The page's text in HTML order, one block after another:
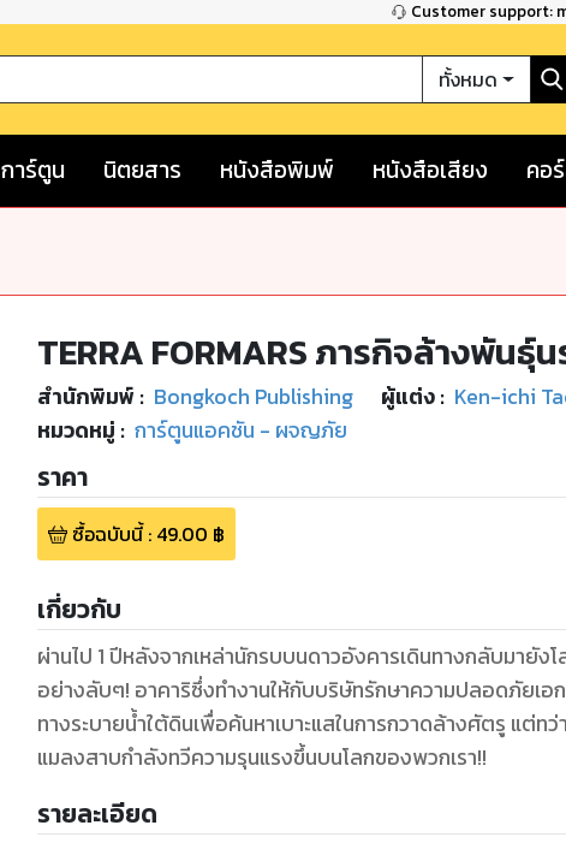
Customer support:
ทั้งหมด
การ์ตูน นิตยสาร หนังสือพิมพ์ หนังสือเสียง คอ
TERRA FORMARS ภารกิจล้างพันธุ์น
สำนักพิมพ์ : Bongkoch Publishing ผู้แต่ง : Ken-ichi
หมวดหมู่ : การ์ตูนแอคชัน - ผจญภัย
ราคา
ซื้อฉบับนี้: 49.00 ฿
เกี่ยวกับ
ผ่านไป 1 ปีหลังจากเหล่านักรบบนดาวอังคารเดินทางกลับมายัง
อย่างลับๆ! อาคาริซึ่งทำงานให้กับบริษัทรักษาความปลอดภัยเอ
ทางระบายน้ำใต้ดินเพื่อค้นหาเบาะแสในการกวาดล้างศัตรู แต่ท
แมลงสาบกำลังทวีความรุนแรงขึ้นบนโลกของพวกเรา!!
รายละเอียด